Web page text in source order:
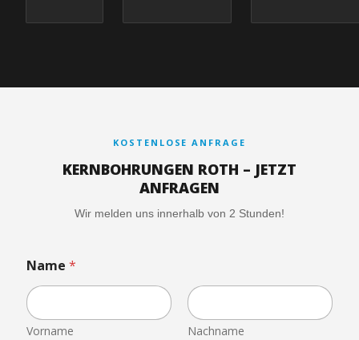
KOSTENLOSE ANFRAGE
KERNBOHRUNGEN ROTH – JETZT
ANFRAGEN
Wir melden uns innerhalb von 2 Stunden!
Name *
Vorname Nachname